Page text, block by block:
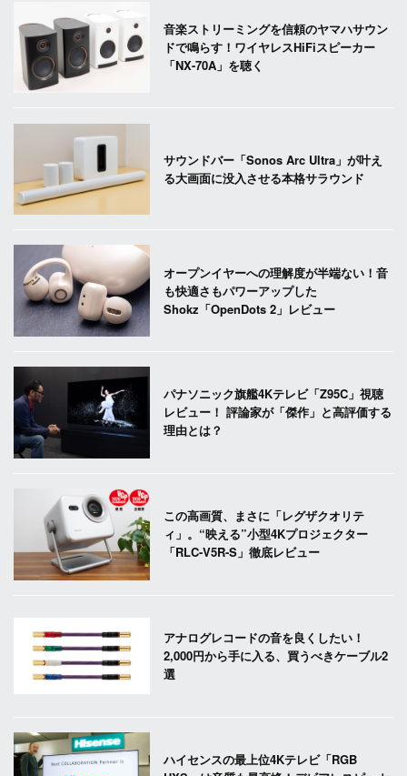
音楽ストリーミングを信頼のヤマハサウン
ドで鳴らす！ワイヤレスHiFiスピーカー
「NX-70A」を聴く
サウンドバー「Sonos Arc Ultra」が叶え
る大画面に没入させる本格サラウンド
オープンイヤーへの理解度が半端ない！音
も快適さもパワーアップした
Shokz「OpenDots 2」レビュー
パナソニック旗艦4Kテレビ「Z95C」視聴
レビュー！ 評論家が「傑作」と高評価する
理由とは？
この高画質、まさに「レグザクオリテ
ィ」。“映える”小型4Kプロジェクター
「RLC-V5R-S」徹底レビュー
アナログレコードの音を良くしたい！
2,000円から手に入る、買うべきケーブル2
選
ハイセンスの最上位4Kテレビ「RGB